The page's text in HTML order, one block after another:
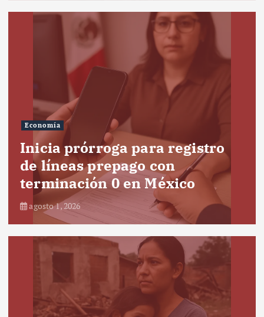
Economía
Inicia prórroga para registro
de líneas prepago con
terminación 0 en México
agosto 1, 2026